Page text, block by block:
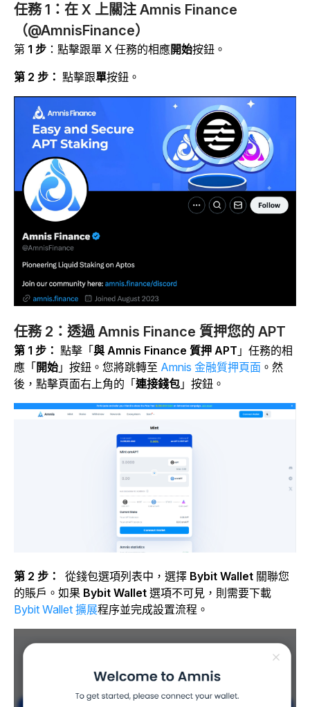
任務 1：在 X 上關注 Amnis Finance
（@AmnisFinance）
第 1 步 ：點擊跟單 X 任務的相應開始按鈕。
第 2 步： 點擊跟單按鈕。
任務 2：透過 Amnis Finance 質押您的 APT
第 1 步： 點擊「與 Amnis Finance 質押 APT 」任務的相
應「開始 」按鈕 。 您將跳轉至 Amnis 金融質押頁面 。然
後，點擊頁面右上角的「連接錢包 」按鈕。
第 2 步： 從錢包選項列表中，選擇 Bybit Wallet 關聯您
的賬戶。如果 Bybit Wallet 選項不可見，則需要下載
Bybit Wallet 擴展程序並完成設置流程。